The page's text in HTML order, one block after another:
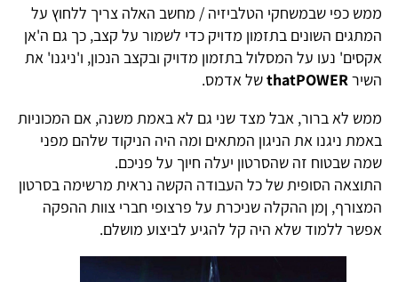
ממש כפי שבמשחקי הטלביזיה / מחשב האלה צריך ללחוץ על
המתגים השונים בתזמון מדויק כדי לשמור על קצב, כך גם ה'אן
אקסים' נעו על המסלול בתזמון מדויק ובקצב הנכון, ו'ניגנו' את
השירthatPOWERשל אדמס.
ממש לא ברור, אבל מצד שני גם לא באמת משנה, אם המכוניות
באמת ניגנו את הניגון המתאים ומה היה הניקוד שלהם מפני
שמה שבטוח זה שהסרטון יעלה חיוך על פניכם.
התוצאה הסופית של כל העבודה הקשה נראית מרשימה בסרטון
המצורף, ןמן ההקלה שניכרת על פרצופי חברי צוות ההפקה
אפשר ללמוד שלא היה קל להגיע לביצוע מושלם.